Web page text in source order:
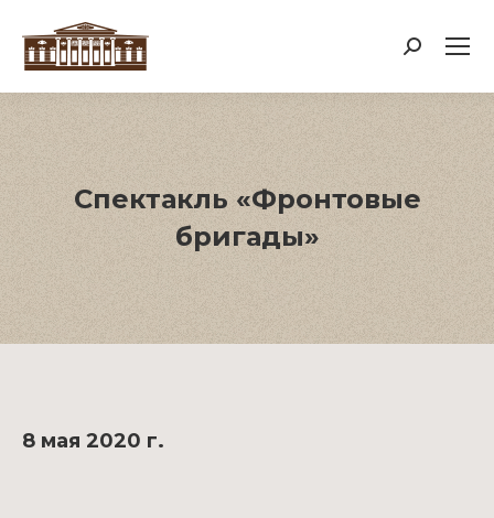
Поиск:
Спектакль «Фронтовые
бригады»
8 мая 2020 г.